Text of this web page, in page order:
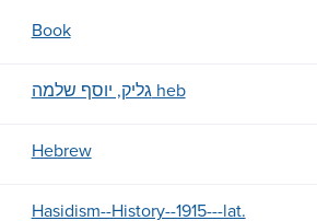
Book
גליק, יוסף שלמה heb
Hebrew
Hasidism--History--1915---lat.